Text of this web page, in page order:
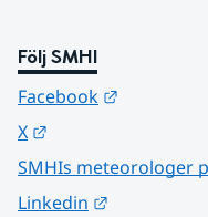
Följ SMHI
Facebook
X
SMHIs meteorologer
Linkedin